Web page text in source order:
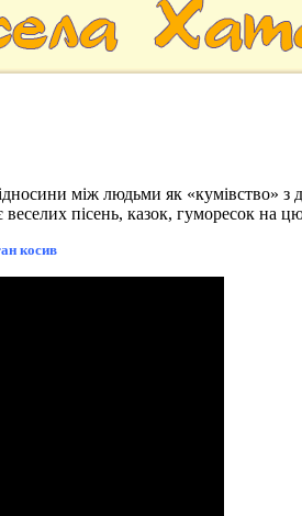
між людьми як
веселих пісень, казок, гуморесок
косив